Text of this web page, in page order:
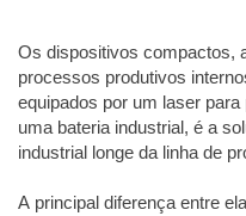
Os dispositivos compactos,
processos produtivos
equipados por um laser
uma bateria industrial, é a
industrial longe da linha de
A principal diferença entre